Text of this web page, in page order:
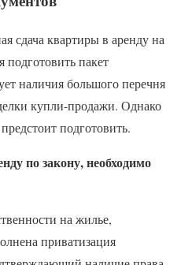
сдача квартиры в аренду на
подготовить пакет
наличия большого перечня
купли-продажи. Однако
подготовить.
по закону, необходимо
на жилье,
приватизация